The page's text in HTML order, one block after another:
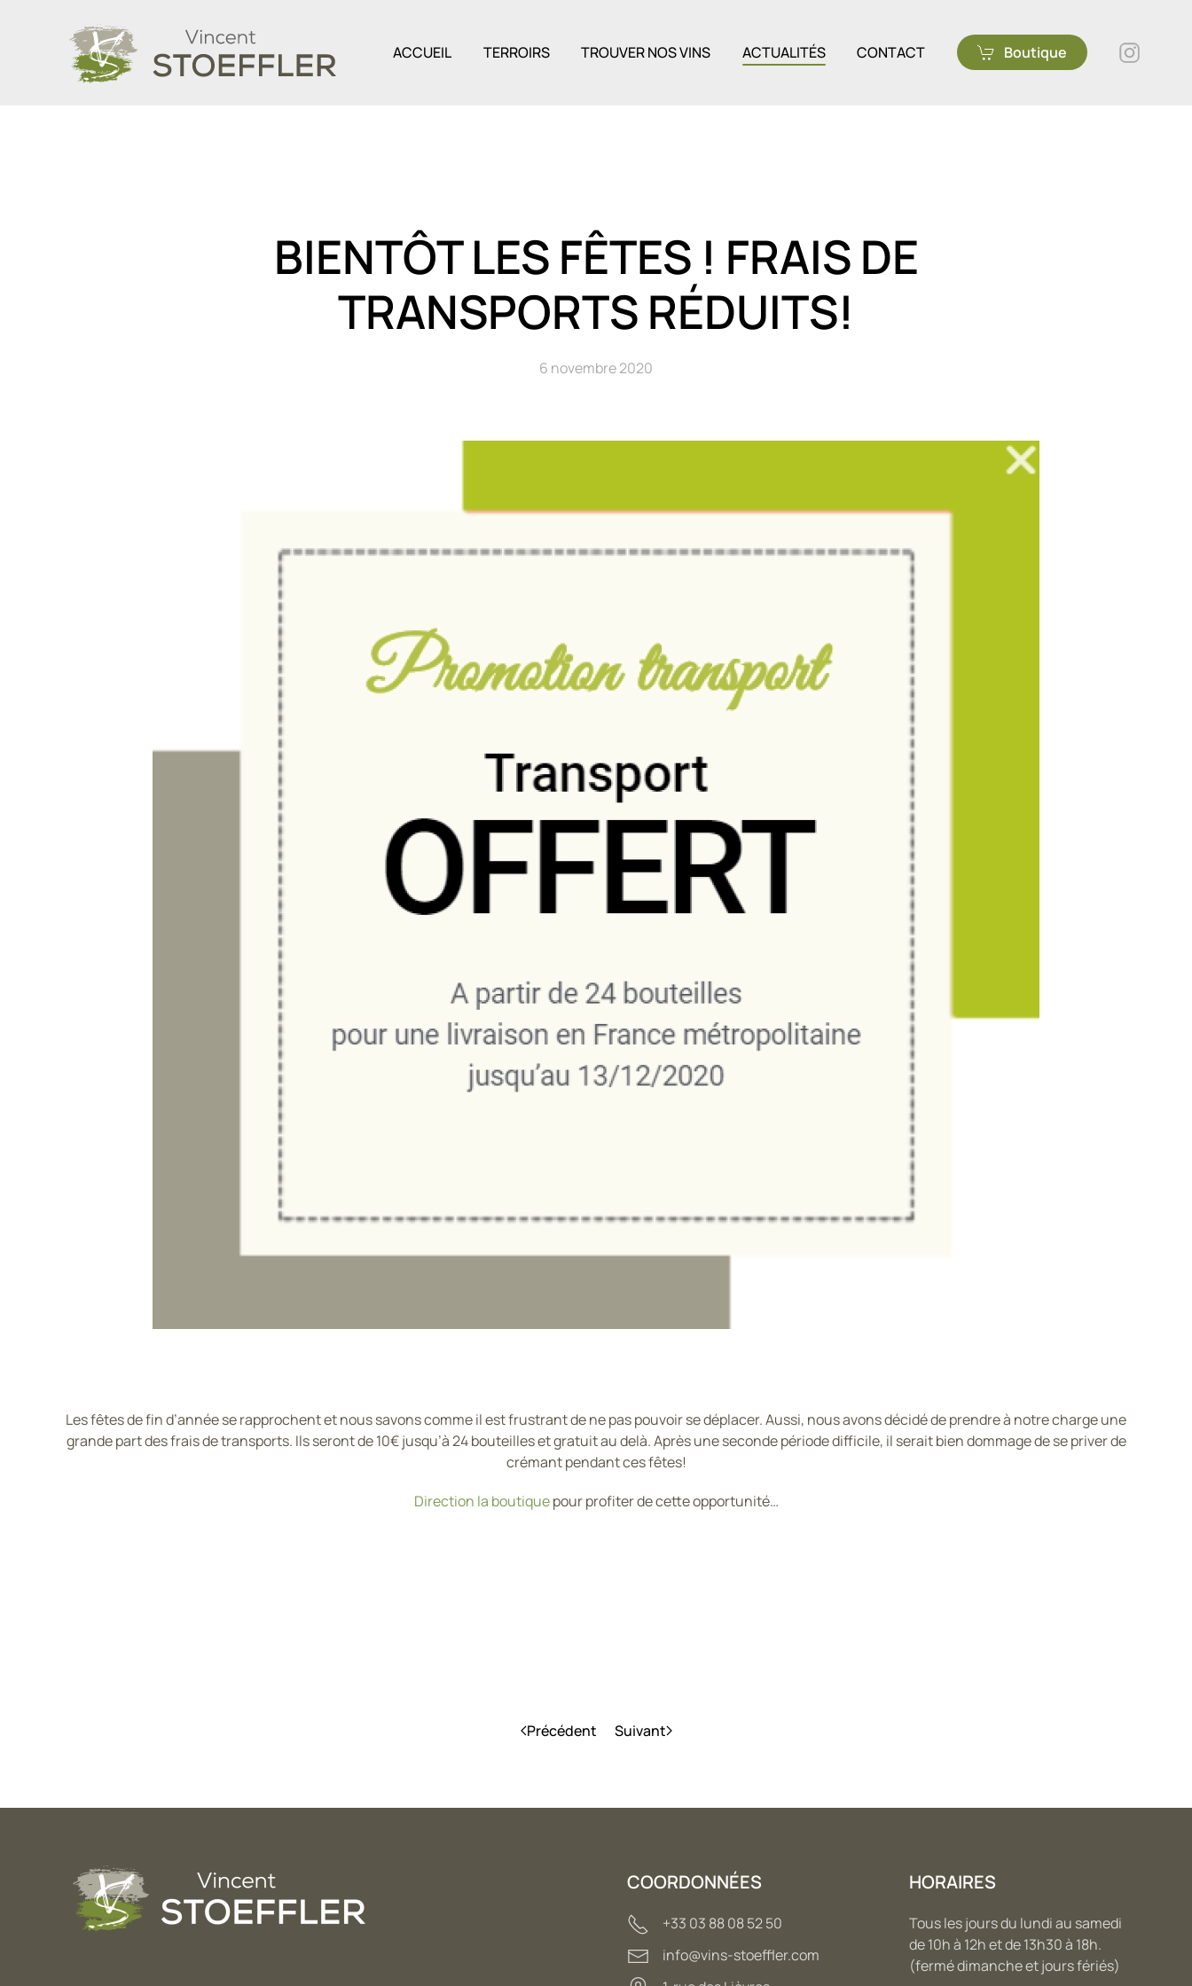
Skip to main content ACCUEIL TERROIRS TROUVER NOS VINS ACTUALITÉS CONTACT Boutique
BIENTÔT LES FÊTES ! FRAIS DE
TRANSPORTS RÉDUITS!
6 novembre 2020
Les fêtes de fin d’année se rapprochent et nous savons comme il est frustrant de ne pas pouvoir se déplacer. Aussi, nous avons décidé de prendre à notre charge une
grande part des frais de transports. Ils seront de 10€ jusqu’à 24 bouteilles et gratuit au delà. Après une seconde période difficile, il serait bien dommage de se priver de
crémant pendant ces fêtes!
Direction la boutiquepour profiter de cette opportunité…
Précédent Suivant
COORDONNÉES
+33 03 88 08 52 50
info@vins-stoeffler.com
HORAIRES
Tous les jours du lundi au samedi
de 10h à 12h et de 13h30 à 18h.
(fermé dimanche et jours fériés)